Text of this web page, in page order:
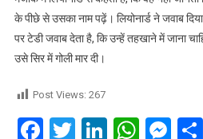
Post Views: 267
Facebook
Twitter
LinkedIn